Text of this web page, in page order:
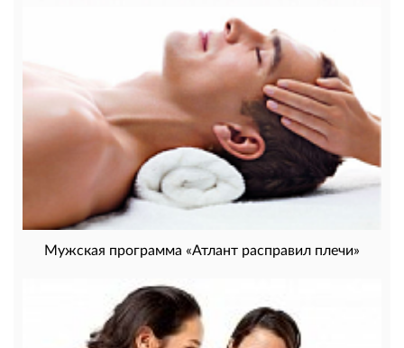
Мужская программа «Атлант расправил плечи»